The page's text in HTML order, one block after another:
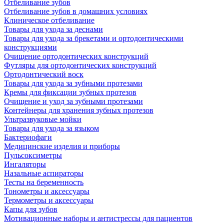
Отбеливание зубов
Отбеливание зубов в домашних условиях
Клиническое отбеливание
Товары для ухода за деснами
Товары для ухода за брекетами и ортодонтическими
конструкциями
Очищение ортодонтических конструкций
Футляры для ортодонтических конструкций
Ортодонтический воск
Товары для ухода за зубными протезами
Кремы для фиксации зубных протезов
Очищение и уход за зубными протезами
Контейнеры для хранения зубных протезов
Ультразвуковые мойки
Товары для ухода за языком
Бактериофаги
Медицинские изделия и приборы
Пульсоксиметры
Ингаляторы
Назальные аспираторы
Тесты на беременность
Тонометры и аксессуары
Термометры и аксессуары
Капы для зубов
Мотивационные наборы и антистрессы для пациентов